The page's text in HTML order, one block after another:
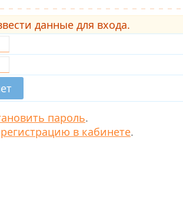
данные для входа.
пароль.
регистрацию в кабинете.